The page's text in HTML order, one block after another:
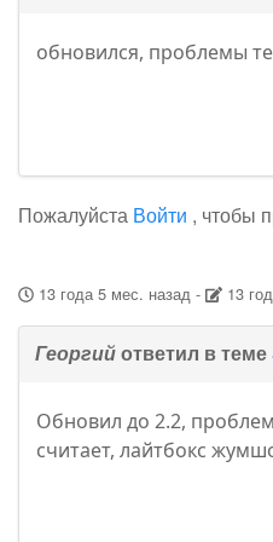
обновился, проблемы
Пожалуйста Войти , чтобы
13 года 5 мес. назад- 13
Георгийответил в теме
Обновил до 2.2,
считает, лайтбокс